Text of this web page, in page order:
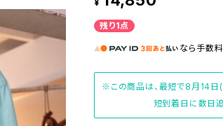
¥
残り1点
なら 手数
※この商品は、最短で8月14日(
短到着日に数日